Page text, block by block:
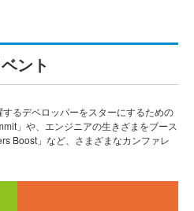
ント
るデベロッパーをスターにするための
」や、エンジニアの生きざまをブース
Boost」など、さまざまなカンファレ